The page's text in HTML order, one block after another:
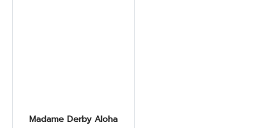
Madame Derby Aloha